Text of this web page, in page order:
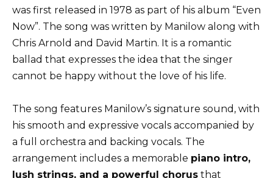
was first released in 1978 as part of his album “Even
Now”. The song was written by Manilow along with
Chris Arnold and David Martin. It is a romantic
ballad that expresses the idea that the singer
cannot be happy without the love of his life.
The song features Manilow’s signature sound, with
his smooth and expressive vocals accompanied by
a full orchestra and backing vocals. The
arrangement includes a memorable piano intro,
lush strings, and a powerful chorus that